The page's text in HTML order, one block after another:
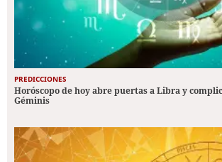
PREDICCIONES
Horóscopo de hoy abre puertas a Libra y
Géminis